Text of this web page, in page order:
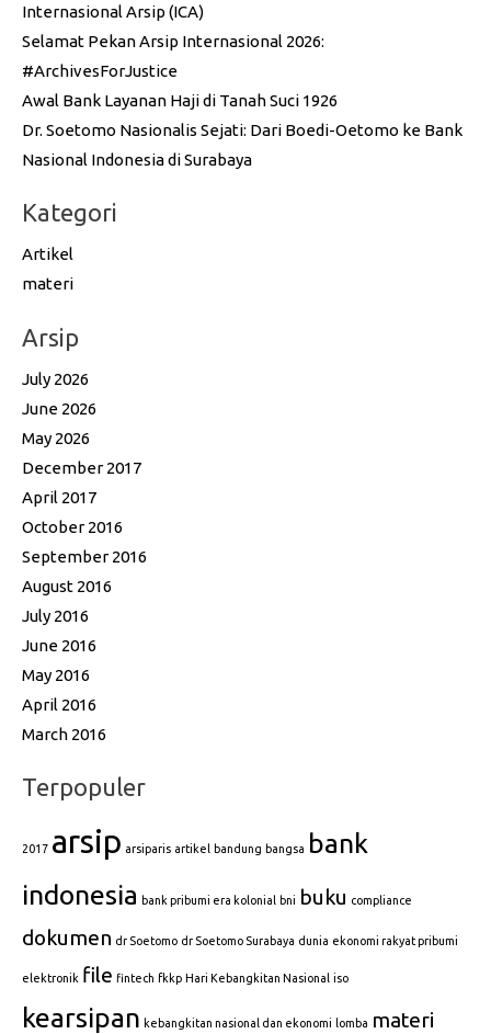
Internasional Arsip (ICA)
Selamat Pekan Arsip Internasional 2026:
#ArchivesForJustice
Awal Bank Layanan Haji di Tanah Suci 1926
Dr. Soetomo Nasionalis Sejati: Dari Boedi-Oetomo ke Bank
Nasional Indonesia di Surabaya
Kategori
Artikel
materi
Arsip
July 2026
June 2026
May 2026
December 2017
April 2017
October 2016
September 2016
August 2016
July 2016
June 2016
May 2016
April 2016
March 2016
Terpopuler
2017 arsip arsiparis artikel bandung bangsa bank
indonesia bank pribumi era kolonial bni buku compliance
dokumen dr Soetomo dr Soetomo Surabaya dunia ekonomi rakyat pribumi
elektronik file fintech fkkp Hari Kebangkitan Nasional iso
kearsipan kebangkitan nasional dan ekonomi lomba materi